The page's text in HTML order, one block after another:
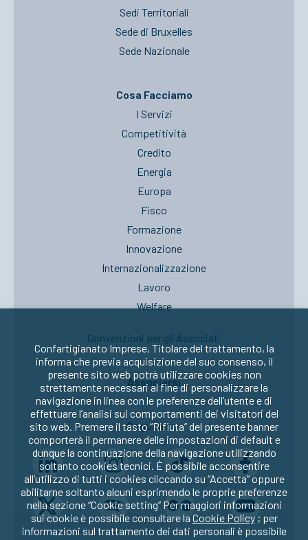
Sedi Territoriali
Sede di Bruxelles
Sede Nazionale
Cosa Facciamo
I Servizi
Competitività
Credito
Energia
Europa
Fisco
Formazione
Innovazione
Internazionalizzazione
Lavoro
Welfare
Convenzioni per gli Associati
Associarsi
Seguici su:
Confartigianato Imprese, Titolare del trattamento, la
informa che previa acquisizione del suo consenso, il
presente sito web potrà utilizzare cookies non
strettamente necessari al fine di personalizzare la
navigazione in linea con le preferenze dell’utente e di
effettuare l’analisi sui comportamenti dei visitatori del
sito web. Premere il tasto “Rifiuta” del presente banner
comporterà il permanere delle impostazioni di default e
dunque la continuazione della navigazione utilizzando
soltanto cookies tecnici. È possibile acconsentire
all’utilizzo di tutti i cookies cliccando su “Accetta” oppure
abilitarne soltanto alcuni esprimendo le proprie preferenze
nella sezione “Cookie setting” Per maggiori informazioni
sui cookie è possibile consultare la Cookie Policy; per
informazioni sul trattamento dei dati personali è possibile